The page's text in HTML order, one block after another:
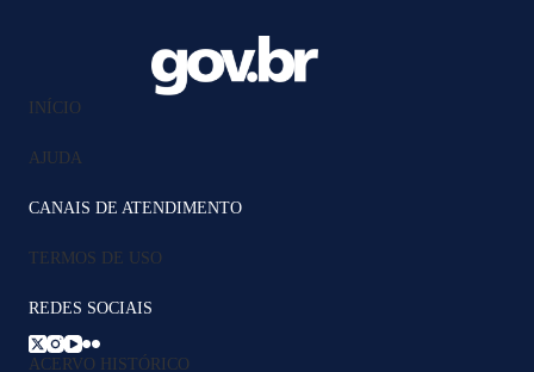
INÍCIO
AJUDA
CANAIS DE ATENDIMENTO
TERMOS DE USO
REDES SOCIAIS
ACERVO HISTÓRICO